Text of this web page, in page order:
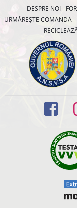
DESPRE NOI
URMĂREȘTE COMANDA